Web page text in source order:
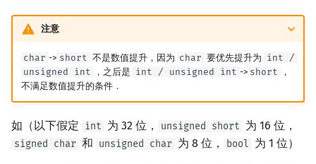
注意
char -> short 不是数值提升，因为 char 要优先提升为 int /
unsigned int
，之后是 int / unsigned int -> short
，
不满足数值提升的条件．
如（以下假定 int 为 32 位， unsigned short 为 16 位，
signed char 和 unsigned char 为 8 位， bool 为 1 位）